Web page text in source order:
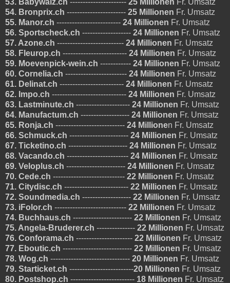
54. Bronprix.ch ----------------------- 25 Millionen Fr. Umsatz
55. Manor.ch ------------------------- 24 Millionen Fr. Umsatz
56. Sportscheck.ch ------------------- 24 Millionen Fr. Umsatz
57. Azone.ch -------------------------- 24 Millionen Fr. Umsatz
58. Fleurop.ch ------------------------- 24 Millionen Fr. Umsatz
59. Moevenpick-wein.ch ------------ 24 Millionen Fr. Umsatz
60. Cornelia.ch ------------------------ 24 Millionen Fr. Umsatz
61. Delinat.ch ------------------------- 24 Millionen Fr. Umsatz
62. Impo.ch ----------------------------- 24 Millionen Fr. Umsatz
63. Lastminute.ch --------------------- 24 Millionen Fr. Umsatz
64. Manufactum.ch ------------------- 24 Millionen Fr. Umsatz
65. Ronja.ch --------------------------- 24 Millionen Fr. Umsatz
66. Schmuck.ch ----------------------- 24 Millionen Fr. Umsatz
67. Ticketino.ch ----------------------- 24 Millionen Fr. Umsatz
68. Vacando.ch ------------------------ 24 Millionen Fr. Umsatz
69. Veloplus.ch ----------------------- 24 Millionen Fr. Umsatz
70. Cede.ch ---------------------------- 22 Millionen Fr. Umsatz
71. Citydisc.ch ------------------------- 22 Millionen Fr. Umsatz
72. Soundmedia.ch ------------------- 22 Millionen Fr. Umsatz
73. iFolor.ch ---------------------------- 22 Millionen Fr. Umsatz
74. Buchhaus.ch ----------------------- 22 Millionen Fr. Umsatz
75. Angela-Bruderer.ch --------------- 22 Millionen Fr. Umsatz
76. Conforama.ch ---------------------- 22 Millionen Fr. Umsatz
77. Eboutic.ch --------------------------- 22 Millionen Fr. Umsatz
78. Wog.ch ------------------------------- 20 Millionen Fr. Umsatz
79. Starticket.ch -------------------------20 Millionen Fr. Umsatz
80. Postshop.ch ------------------------- 18 Millionen Fr. Umsatz